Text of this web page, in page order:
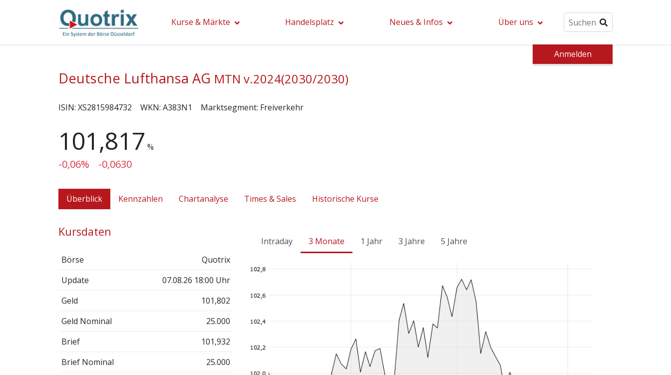
Kurse & Märkte Handelsplatz Neues & Infos Über uns
Anmelden
Deutsche Lufthansa AG MTN v.2024(2030/2030)
ISIN: XS2815984732 WKN: A383N1 Marktsegment: Freiverkehr
101,817 %
-0,06% -0,0630
Überblick Kennzahlen Chartanalyse Times & Sales Historische Kurse
Kursdaten
Börse
Quotrix
Update
07.08.26 18:00 Uhr
Geld
101,802
Geld Nominal
25.000
Brief
101,932
Brief Nominal
25.000
Intraday 3 Monate 1 Jahr 3 Jahre 5 Jahre